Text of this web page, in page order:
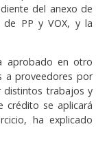
del anexo de
PP y VOX, y la
aprobado en otro
a proveedores por
distintos trabajos y
crédito se aplicará
ha explicado